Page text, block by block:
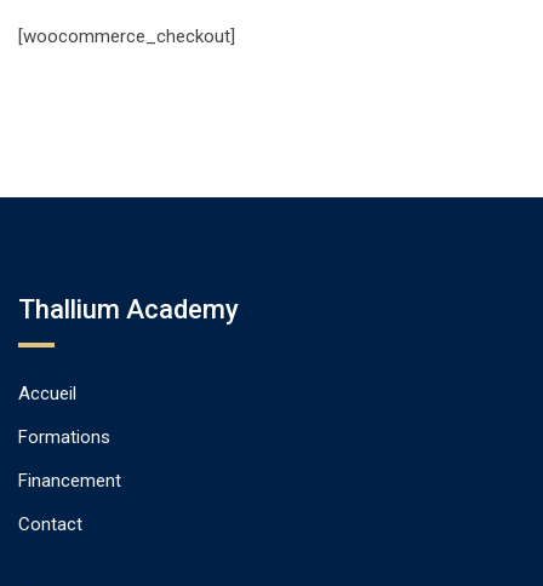
[woocommerce_checkout]
Thallium Academy
Accueil
Formations
Financement
Contact